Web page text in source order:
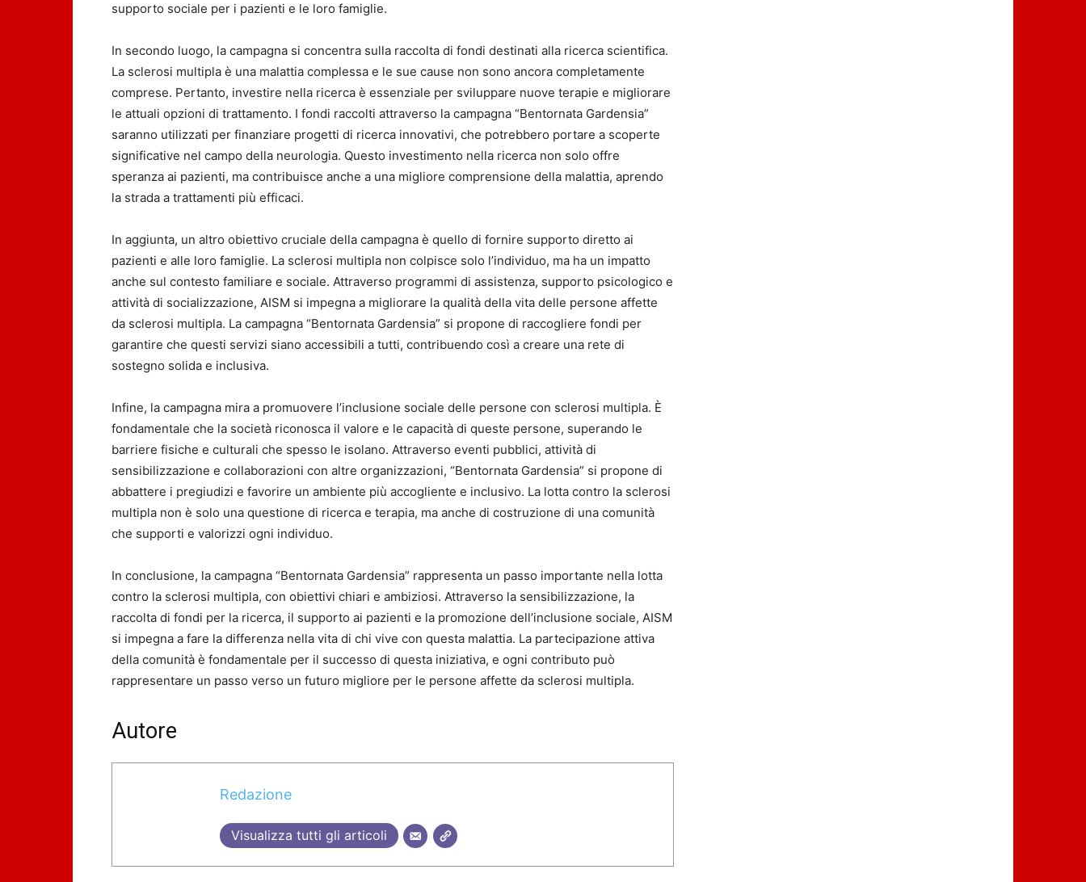
supporto sociale per i pazienti e le loro famiglie.
In secondo luogo, la campagna si concentra sulla raccolta di fondi destinati alla ricerca scientifica.
La sclerosi multipla è una malattia complessa e le sue cause non sono ancora completamente
comprese. Pertanto, investire nella ricerca è essenziale per sviluppare nuove terapie e migliorare
le attuali opzioni di trattamento. I fondi raccolti attraverso la campagna “Bentornata Gardensia”
saranno utilizzati per finanziare progetti di ricerca innovativi, che potrebbero portare a scoperte
significative nel campo della neurologia. Questo investimento nella ricerca non solo offre
speranza ai pazienti, ma contribuisce anche a una migliore comprensione della malattia, aprendo
la strada a trattamenti più efficaci.
In aggiunta, un altro obiettivo cruciale della campagna è quello di fornire supporto diretto ai
pazienti e alle loro famiglie. La sclerosi multipla non colpisce solo l’individuo, ma ha un impatto
anche sul contesto familiare e sociale. Attraverso programmi di assistenza, supporto psicologico e
attività di socializzazione, AISM si impegna a migliorare la qualità della vita delle persone affette
da sclerosi multipla. La campagna “Bentornata Gardensia” si propone di raccogliere fondi per
garantire che questi servizi siano accessibili a tutti, contribuendo così a creare una rete di
sostegno solida e inclusiva.
Infine, la campagna mira a promuovere l’inclusione sociale delle persone con sclerosi multipla. È
fondamentale che la società riconosca il valore e le capacità di queste persone, superando le
barriere fisiche e culturali che spesso le isolano. Attraverso eventi pubblici, attività di
sensibilizzazione e collaborazioni con altre organizzazioni, “Bentornata Gardensia” si propone di
abbattere i pregiudizi e favorire un ambiente più accogliente e inclusivo. La lotta contro la sclerosi
multipla non è solo una questione di ricerca e terapia, ma anche di costruzione di una comunità
che supporti e valorizzi ogni individuo.
In conclusione, la campagna “Bentornata Gardensia” rappresenta un passo importante nella lotta
contro la sclerosi multipla, con obiettivi chiari e ambiziosi. Attraverso la sensibilizzazione, la
raccolta di fondi per la ricerca, il supporto ai pazienti e la promozione dell’inclusione sociale, AISM
si impegna a fare la differenza nella vita di chi vive con questa malattia. La partecipazione attiva
della comunità è fondamentale per il successo di questa iniziativa, e ogni contributo può
rappresentare un passo verso un futuro migliore per le persone affette da sclerosi multipla.
Autore
Redazione
Visualizza tutti gli articoli